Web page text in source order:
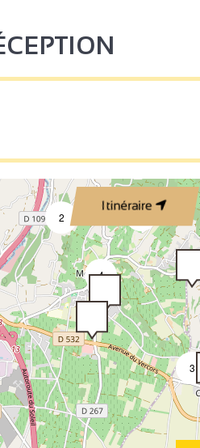
Itinéraire
3
4
4
2